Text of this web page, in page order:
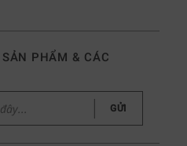
PHẨM & CÁC
GỬI